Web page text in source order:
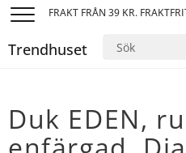
FRAKT FRÅN 39 KR.
Trendhuset
Duk EDEN,